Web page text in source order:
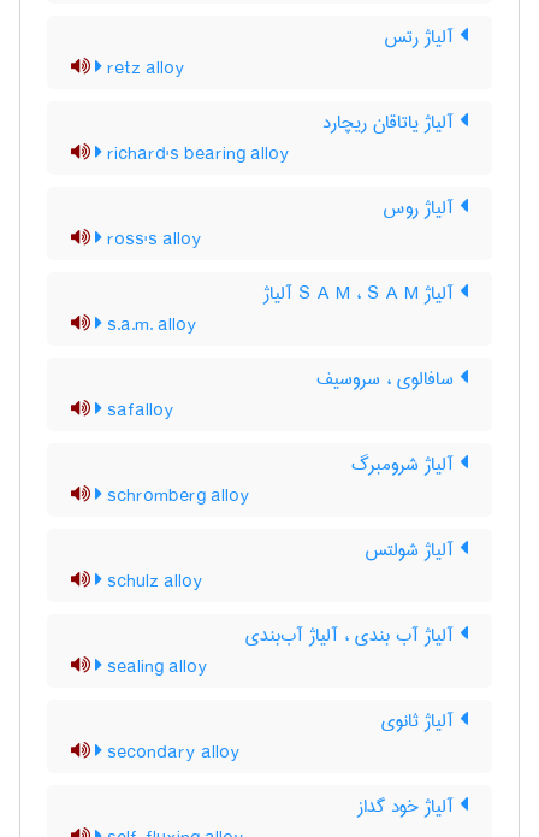
آلیاژ رتس
retz alloy
آلیاژ یاتاقان ریچارد
richard's bearing alloy
آلیاژ روس
ross's alloy
آلیاژ S A M ، S A M آلیاژ
s.a.m. alloy
سافالوی ، سروسیف
safalloy
آلیاژ شرومبرگ
schromberg alloy
آلیاژ شولتس
schulz alloy
آلیاژ آب بندی ، آلیاژ آب‌بندی
sealing alloy
آلیاژ ثانوی
secondary alloy
آلیاژ خود گداز